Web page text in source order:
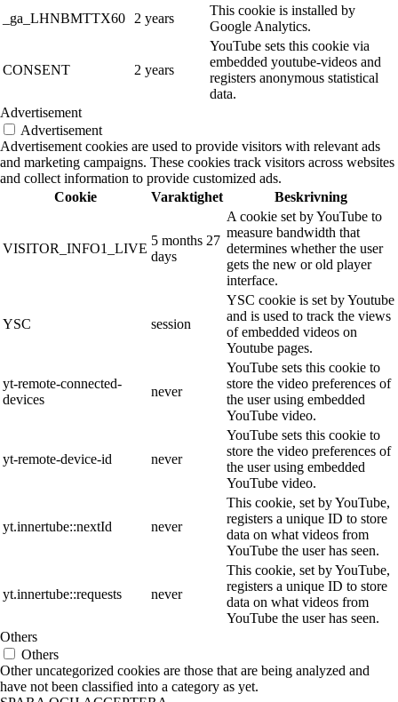
_ga_LHNBMTTX60
2 years
This cookie is installed by
Google Analytics.
CONSENT 2 years
YouTube sets this cookie via
embedded youtube-videos and
registers anonymous statistical
data.
Advertisement
Advertisement
Advertisement cookies are used to provide visitors with relevant ads
and marketing campaigns. These cookies track visitors across websites
and collect information to provide customized ads.
Cookie
Varaktighet Beskrivning
VISITOR_INFO1_LIVE
5 months 27
days
A cookie set by YouTube to
measure bandwidth that
determines whether the user
gets the new or old player
interface.
YSC session
YSC cookie is set by Youtube
and is used to track the views
of embedded videos on
Youtube pages.
yt-remote-connected-
devices
never
YouTube sets this cookie to
store the video preferences of
the user using embedded
YouTube video.
yt-remote-device-id never
YouTube sets this cookie to
store the video preferences of
the user using embedded
YouTube video.
yt.innertube::nextId never
This cookie, set by YouTube,
registers a unique ID to store
data on what videos from
YouTube the user has seen.
yt.innertube::requests never
This cookie, set by YouTube,
registers a unique ID to store
data on what videos from
YouTube the user has seen.
Others
Others
Other uncategorized cookies are those that are being analyzed and
have not been classified into a category as yet.